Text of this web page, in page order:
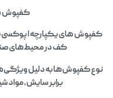
کفپوش
کفپوش های یکپارچه اپوکسی
کف در محیط‌های
نوع کفپوش‌ها به دلیل
برابر سایش، مواد